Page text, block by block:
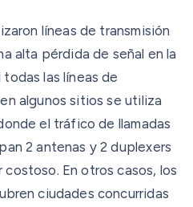
líneas de transmisión
alta pérdida de señal en la
las líneas de
algunos sitios se utiliza
el tráfico de llamadas
2 antenas y 2 duplexers
En otros casos, los
ciudades concurridas